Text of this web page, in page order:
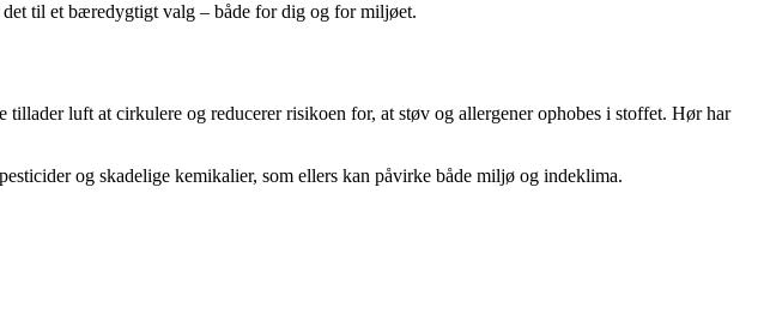
til et bæredygtigt valg – både for dig og for miljøet.
luft at cirkulere og reducerer risikoen for, at støv og allergener ophobes i stoffet. Hør har
og skadelige kemikalier, som ellers kan påvirke både miljø og indeklima.